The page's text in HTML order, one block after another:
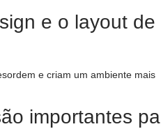
e o layout de
e criam um ambiente mais
importantes